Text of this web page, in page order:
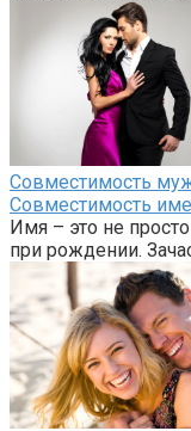
Совместимость
Совместимость
Имя – это не
при рождении.